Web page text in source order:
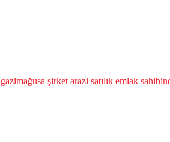
gazimağusa şirket arazi satılık emlak